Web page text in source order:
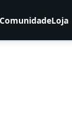
ComunidadeLoja